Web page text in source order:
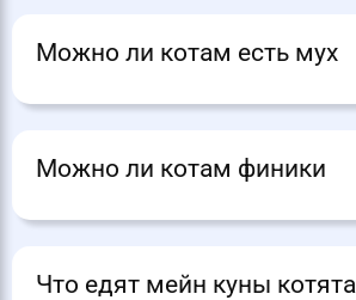
Можно ли котам есть мух
Можно ли котам финики
Что едят мейн куны котята